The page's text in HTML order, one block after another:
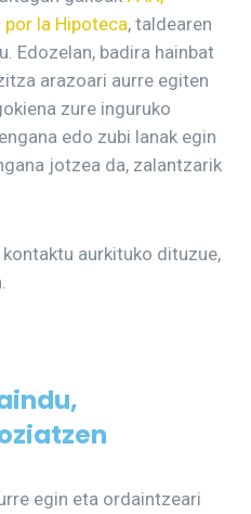
la Hipoteca, taldearen
Edozelan, badira hainbat
arazoari aurre egiten
zure inguruko
edo zubi lanak egin
jotzea da, zalantzarik
aurkituko dituzue,
egin eta ordaintzeari